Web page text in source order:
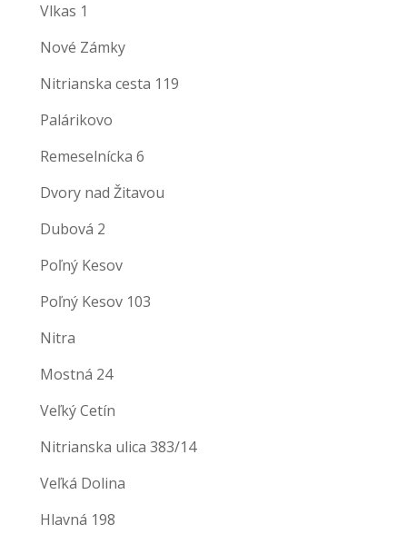
Vlkas 1
Nové Zámky
Nitrianska cesta 119
Palárikovo
Remeselnícka 6
Dvory nad Žitavou
Dubová 2
Poľný Kesov
Poľný Kesov 103
Nitra
Mostná 24
Veľký Cetín
Nitrianska ulica 383/14
Veľká Dolina
Hlavná 198